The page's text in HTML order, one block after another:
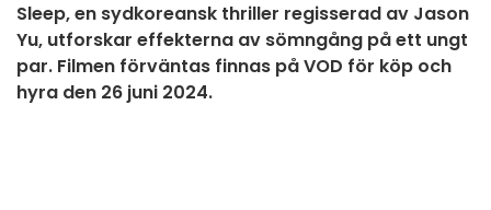
Sleep, en sydkoreansk thriller regisserad av Jason
Yu, utforskar effekterna av sömngång på ett ungt
par. Filmen förväntas finnas på VOD för köp och
hyra den 26 juni 2024.